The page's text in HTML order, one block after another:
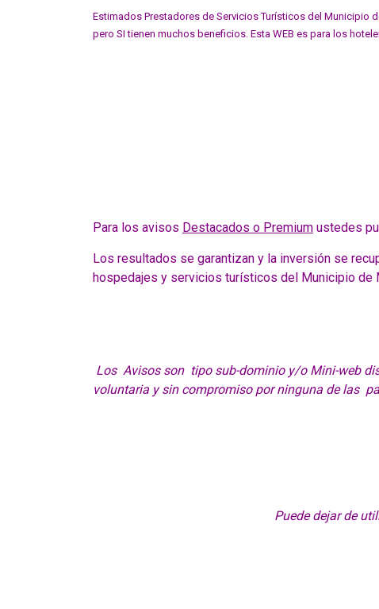
Estimados Prestadores de Servicios Turísticos del Municipio
pero SI tienen muchos beneficios. Esta WEB es para los
Para los avisos Destacados o Premium ustedes
Los resultados se garantizan y la inversión se
hospedajes y servicios turísticos del Municipio de
Los Avisos son tipo sub-dominio y/o Mini-web
voluntaria y sin compromiso por ninguna de las
Puede dejar de